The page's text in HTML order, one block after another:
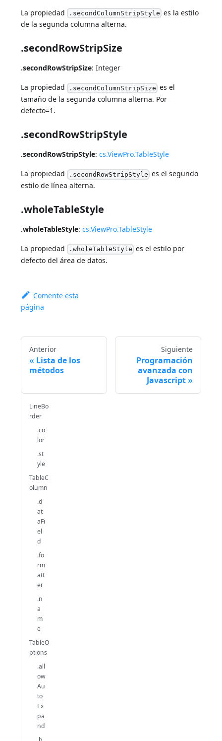
La propiedad .secondColumnStripStyle es la estilo
de la segunda columna alterna.
.secondRowStripSize
.secondRowStripSize: Integer
La propiedad .secondColumnStripSize es el
tamaño de la segunda columna alterna. Por
defecto=1.
.secondRowStripStyle
.secondRowStripStyle:cs.ViewPro.TableStyle
La propiedad .secondRowStripStyle es el segundo
estilo de línea alterna.
.wholeTableStyle
.wholeTableStyle:cs.ViewPro.TableStyle
La propiedad .wholeTableStyle es el estilo por
defecto del área de datos.
Comente esta
página
Anterior
Lista de los
métodos
Siguiente
Programación
avanzada con
Javascript
LineBo
rder
.co
lor
.st
yle
TableC
olumn
.d
at
aFi
el
d
.fo
rm
att
er
.n
a
m
e
TableO
ptions
.all
ow
Au
to
Ex
pa
nd